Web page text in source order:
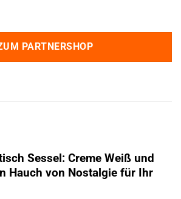
PARTNERSHOP
Sessel: Creme Weiß und
Hauch von Nostalgie für Ihr